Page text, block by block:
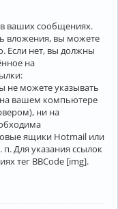
ваших сообщениях.
вложения, вы можете
Если нет, вы должны
на
не можете указывать
вашем компьютере
ни на
ящики Hotmail или
Для указания ссылок
тег BBCode [img].